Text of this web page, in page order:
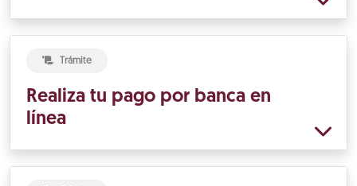
Trámite
Realiza tu pago por banca en
línea